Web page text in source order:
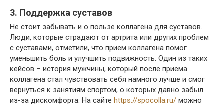
3. Поддержка суставов
Не стоит забывать и о пользе коллагена для суставов.
Люди, которые страдают от артрита или других проблем
с суставами, отметили, что прием коллагена помог
уменьшить боль и улучшить подвижность. Один из таких
кейсов – история мужчины, который после приема
коллагена стал чувствовать себя намного лучше и смог
вернуться к занятиям спортом, о которых давно забыл
из-за дискомфорта. На сайте https://spocolla.ru/ можно